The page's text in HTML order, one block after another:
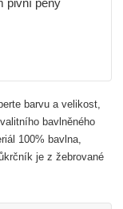
barvu a velikost,
bavlněného
100% bavlna,
je z žebrované